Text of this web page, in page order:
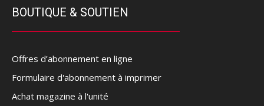
BOUTIQUE & SOUTIEN
Offres d’abonnement en ligne
Formulaire d'abonnement à imprimer
Achat magazine à l'unité